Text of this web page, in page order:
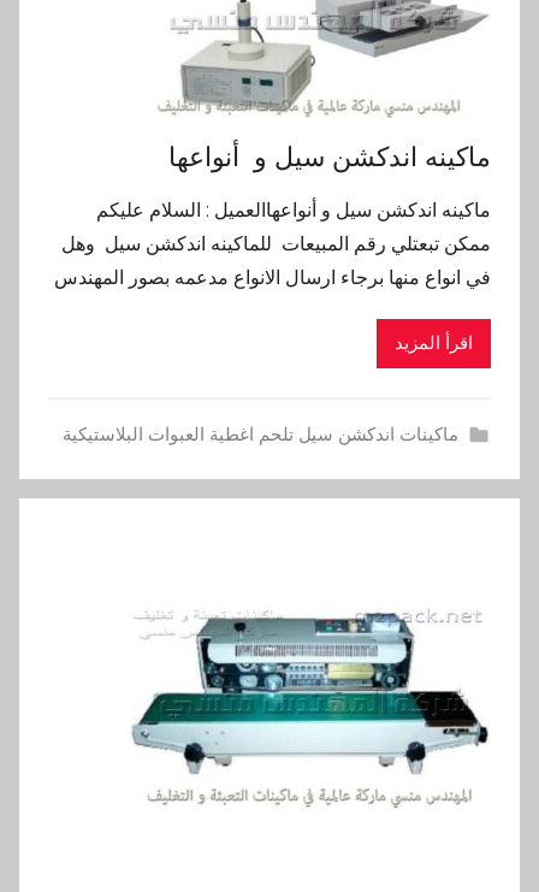
ماكينه اندكشن سيل و أنواعها
ماكينه اندكشن سيل و أنواعهاالعميل : السلام عليكم
ممكن تبعتلي رقم المبيعات للماكينه اندكشن سيل وهل
في انواع منها برجاء ارسال الانواع مدعمه بصور المهندس
اقرأ المزيد
ماكينات اندكشن سيل تلحم اغطية العبوات البلاستيكية